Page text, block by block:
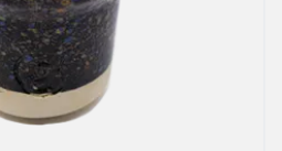
сигарет